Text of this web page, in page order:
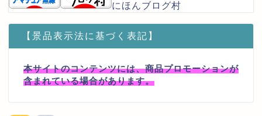
にほんブログ村
【景品表示法に基づく表記】
本サイトのコンテンツには、商品プロモーションが
含まれている場合があります。